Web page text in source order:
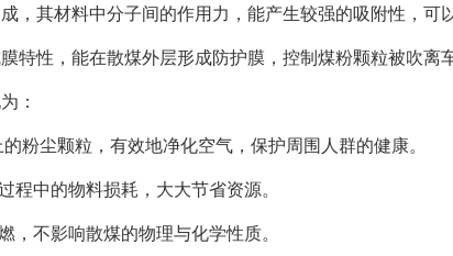
，其材料中分子间的作用力，能产生较强的吸附性，可
特性，能在散煤外层形成防护膜， 控制煤粉颗粒被吹离
：
粉尘颗粒，有效地净化空气，保护周围人群的健康。
程中的物料损耗，大大节省资源。
，不影响散煤的物理与化学性质。